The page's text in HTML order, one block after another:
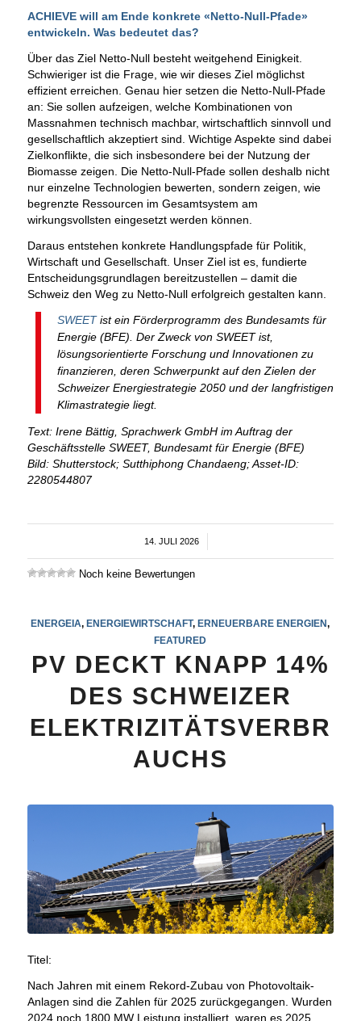
ACHIEVE will am Ende konkrete «Netto-Null-Pfade»
entwickeln. Was bedeutet das?
Über das Ziel Netto-Null besteht weitgehend Einigkeit.
Schwieriger ist die Frage, wie wir dieses Ziel möglichst
effizient erreichen. Genau hier setzen die Netto-Null-Pfade
an: Sie sollen aufzeigen, welche Kombinationen von
Massnahmen technisch machbar, wirtschaftlich sinnvoll und
gesellschaftlich akzeptiert sind. Wichtige Aspekte sind dabei
Zielkonflikte, die sich insbesondere bei der Nutzung der
Biomasse zeigen. Die Netto-Null-Pfade sollen deshalb nicht
nur einzelne Technologien bewerten, sondern zeigen, wie
begrenzte Ressourcen im Gesamtsystem am
wirkungsvollsten eingesetzt werden können.
Daraus entstehen konkrete Handlungspfade für Politik,
Wirtschaft und Gesellschaft. Unser Ziel ist es, fundierte
Entscheidungsgrundlagen bereitzustellen – damit die
Schweiz den Weg zu Netto-Null erfolgreich gestalten kann.
SWEETist ein Förderprogramm des Bundesamts für
Energie (BFE). Der Zweck von SWEET ist,
lösungsorientierte Forschung und Innovationen zu
finanzieren, deren Schwerpunkt auf den Zielen der
Schweizer Energiestrategie 2050 und der langfristigen
Klimastrategie liegt.
Text: Irene Bättig, Sprachwerk GmbH im Auftrag der
Geschäftsstelle SWEET, Bundesamt für Energie (BFE)
Bild: Shutterstock; Sutthiphong Chandaeng; Asset-ID:
2280544807
14. JULI 2026
Noch keine Bewertungen
ENERGEIA,ENERGIEWIRTSCHAFT,ERNEUERBARE ENERGIEN,
FEATURED
PV DECKT KNAPP 14%
DES SCHWEIZER
ELEKTRIZITÄTSVERBR
AUCHS
Titel:
Nach Jahren mit einem Rekord-Zubau von Photovoltaik-
Anlagen sind die Zahlen für 2025 zurückgegangen. Wurden
2024 noch 1800 MW Leistung installiert, waren es 2025